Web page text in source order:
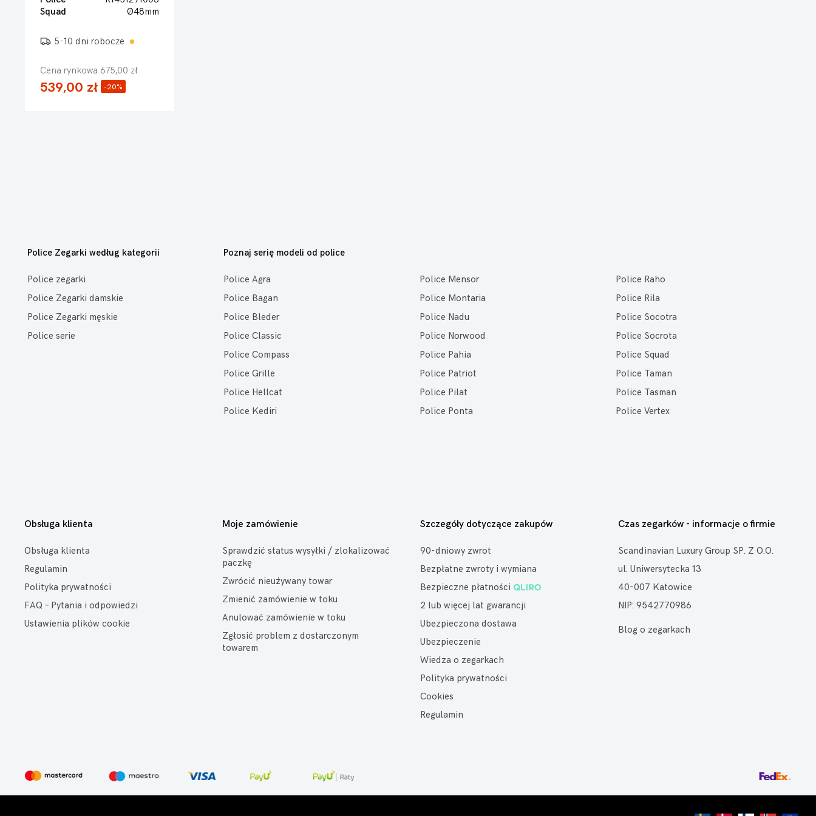
Squad
Ø48mm
5-10 dni robocze
Cena rynkowa 675,00 zł
539,00 zł -20%
Police Zegarki według kategorii
Police zegarki
Police Zegarki damskie
Police Zegarki męskie
Police serie
Poznaj serię modeli od police
Police Agra
Police Bagan
Police Bleder
Police Classic
Police Compass
Police Grille
Police Hellcat
Police Kediri
Police Mensor
Police Montaria
Police Nadu
Police Norwood
Police Pahia
Police Patriot
Police Pilat
Police Ponta
Police Raho
Police Rila
Police Socotra
Police Socrota
Police Squad
Police Taman
Police Tasman
Police Vertex
Obsługa klienta
Obsługa klienta
Regulamin
Polityka prywatności
FAQ – Pytania i odpowiedzi
Ustawienia plików cookie
Moje zamówienie
Sprawdzić status wysyłki / zlokalizować
paczkę
Zwrócić nieużywany towar
Zmienić zamówienie w toku
Anulować zamówienie w toku
Zgłosić problem z dostarczonym
towarem
Szczegóły dotyczące zakupów
90-dniowy zwrot
Bezpłatne zwroty i wymiana
Bezpieczne płatności
2 lub więcej lat gwarancji
Ubezpieczona dostawa
Ubezpieczenie
Wiedza o zegarkach
Polityka prywatności
Cookies
Regulamin
Czas zegarków - informacje o firmie
Scandinavian Luxury Group SP. Z O.O.
ul. Uniwersytecka 13
40-007 Katowice
NIP: 9542770986
Blog o zegarkach